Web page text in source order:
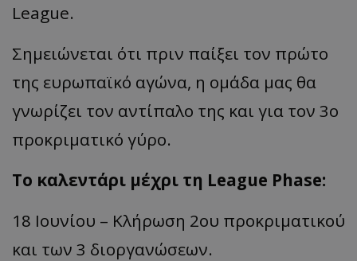
League.
Σημειώνεται ότι πριν παίξει τον πρώτο
της ευρωπαϊκό αγώνα, η ομάδα μας θα
γνωρίζει τον αντίπαλο της και για τον 3ο
προκριματικό γύρο.
Το καλεντάρι μέχρι τη League Phase:
18 Ιουνίου – Κλήρωση 2ου προκριματικού
και των 3 διοργανώσεων.